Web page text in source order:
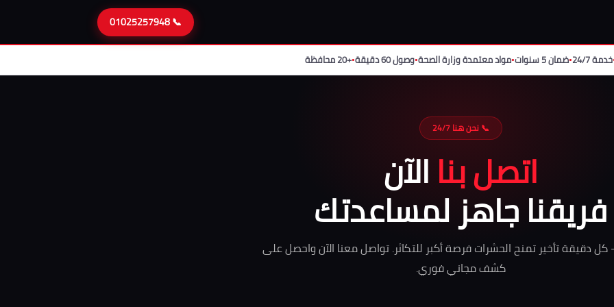
📞 01025257948
خدمة 24/7 ●ضمان 5 سنوات ●مواد معتمدة وزارة الصحة●وصول 60 دقيقة ●+20 محافظة
📞 نحن هنا 24/7
اتصل بناالآن
فريقنا جاهز لمساعدتك
كل دقيقة تأخير تمنح الحشرات فرصة أكبر للتكاثر. تواصل معنا الآن واحصل على
كشف مجاني فوري.